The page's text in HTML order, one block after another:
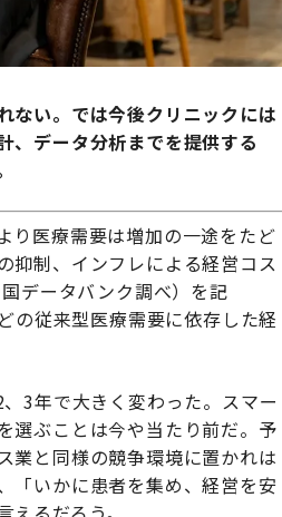
ない。では今後クリニックには
、データ分析までを提供する
り医療需要は増加の一途をたど
抑制、インフレによる経営コス
データバンク調べ）を記
の従来型医療需要に依存した経
3年で大きく変わった。スマー
選ぶことは今や当たり前だ。予
業と同様の競争環境に置かれは
「いかに患者を集め、経営を安